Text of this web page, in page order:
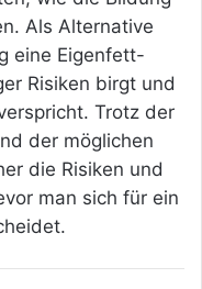
Als Alternative
eine Eigenfett-
Risiken birgt und
Trotz der
der möglichen
die Risiken und
man sich für ein